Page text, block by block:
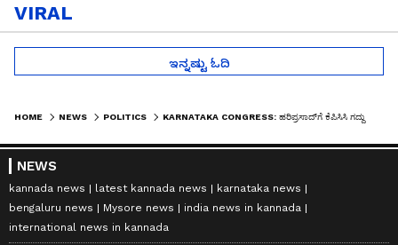
VIRAL
ಇನ್ನಷ್ಟು ಓದಿ
HOME NEWS POLITICS
NEWS
kannada news latest kannada news
karnataka news
bengaluru news
Mysore news
india news in kannada
international news in kannada